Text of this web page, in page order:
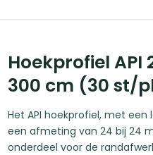
Hoekprofiel API
300 cm (30 st/
Het API hoekprofiel, met
een afmeting van 24 bij 24
onderdeel voor de